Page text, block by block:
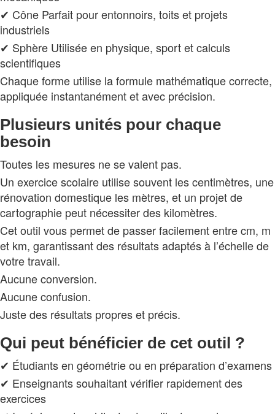
✔ Cône Parfait pour entonnoirs, toits et projets
industriels
✔ Sphère Utilisée en physique, sport et calculs
scientifiques
Chaque forme utilise la formule mathématique correcte,
appliquée instantanément et avec précision.
Plusieurs unités pour chaque
besoin
Toutes les mesures ne se valent pas.
Un exercice scolaire utilise souvent les centimètres, une
rénovation domestique les mètres, et un projet de
cartographie peut nécessiter des kilomètres.
Cet outil vous permet de passer facilement entre cm, m
et km, garantissant des résultats adaptés à l’échelle de
votre travail.
Aucune conversion.
Aucune confusion.
Juste des résultats propres et précis.
Qui peut bénéficier de cet outil ?
✔ Étudiants en géométrie ou en préparation d’examens
✔ Enseignants souhaitant vérifier rapidement des
exercices